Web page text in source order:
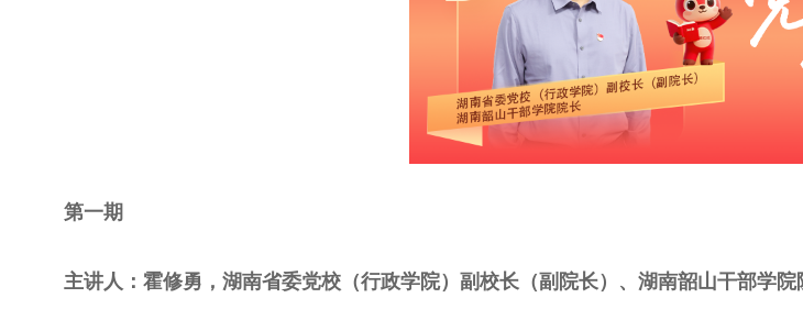
第一期
主讲人：霍修勇，湖南省委党校（行政学院）副校长（副院长）、湖南韶山干部学院